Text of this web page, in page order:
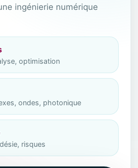
ingénierie numérique
optimisation
ondes, photonique
risques